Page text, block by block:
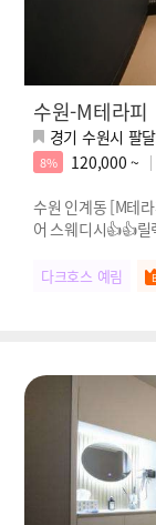
수원-M테라피
경기 수원시 팔
8% 120,000 ~
수원 인계동 [M테
어 스웨디시👍👍
다크호스 예림